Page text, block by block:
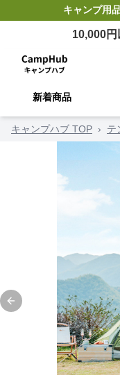
キャンプ用
10,000円
新着商品
キャンプハブ TOP › テ
Previous slide